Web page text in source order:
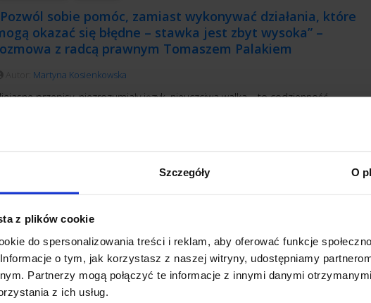
Szczegóły O
z plików cookie
do spersonalizowania treści i reklam, aby oferować funkcje
o tym, jak korzystasz z naszej witryny, udostępniamy
Partnerzy mogą połączyć te informacje z innymi danymi
z ich usług.
sobie pomóc, zamiast wykonywać działania, które
okazać się błędne – stawka jest zbyt wysoka” –
z radcą prawnym Tomaszem Palakiem
Martyna Kosienkowska
przepisy, niezrozumiały język, nieuczciwa walka – to codzienność